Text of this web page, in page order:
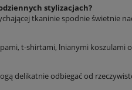
stylizacjach?
tkaninie spodnie świetnie
t-shirtami, lnianymi koszulami
delikatnie odbiegać od